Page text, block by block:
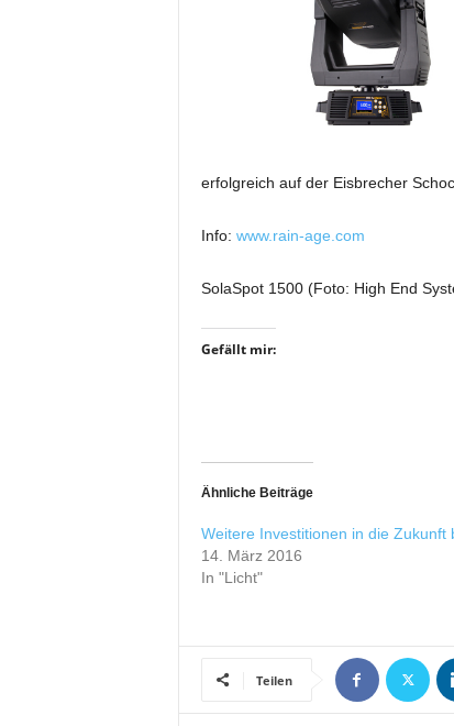
i
e
erfolgreich auf der Eisbrecher
Info: www.rain-age.com
SolaSpot 1500 (Foto: High End
Gefällt mir:
Ähnliche Beiträge
Weitere Investitionen in die Zukunft
14. März 2016
In "Licht"
Teilen